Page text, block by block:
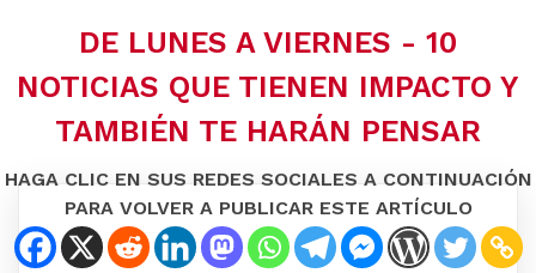
DE LUNES A VIERNES - 10
NOTICIAS QUE TIENEN IMPACTO Y
TAMBIÉN TE HARÁN PENSAR
HAGA CLIC EN SUS REDES SOCIALES A CONTINUACIÓN
PARA VOLVER A PUBLICAR ESTE ARTÍCULO